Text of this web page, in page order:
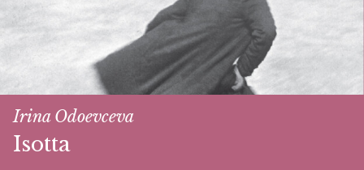
Irina Odoevceva
Isotta